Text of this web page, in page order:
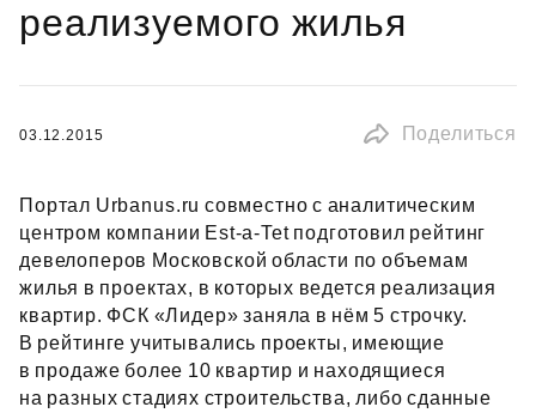
реализуемого жилья
03.12.2015 Поделиться
Портал Urbanus.ru совместно с аналитическим
центром компании Est‑a-Tet подготовил рейтинг
девелоперов Московской области по объемам
жилья в проектах, в которых ведется реализация
квартир. ФСК «Лидер» заняла в нём 5 строчку.
В рейтинге учитывались проекты, имеющие
в продаже более 10 квартир и находящиеся
на разных стадиях строительства, либо сданные